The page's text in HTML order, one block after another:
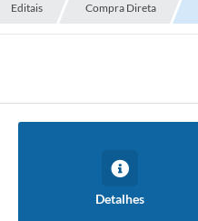
Editais Compra Direta
Detalhes